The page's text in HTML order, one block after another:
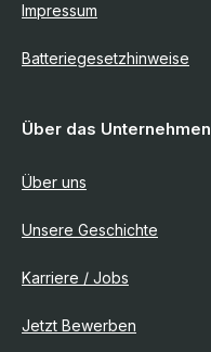
Impressum
Batteriegesetzhinweise
Über das Unternehmen
Über uns
Unsere Geschichte
Karriere / Jobs
Jetzt Bewerben